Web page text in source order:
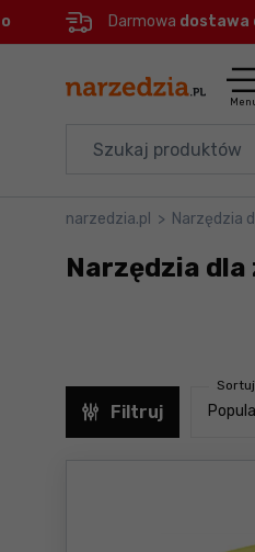
Menu
Filtry
Darmowa dostawa
Elektronarzędzia
Akcesoria
Branże
Okazje
narzedzia.pl > Narzędzia
Narzędzia dla
Filtruj
Sortuj
Sortuj od